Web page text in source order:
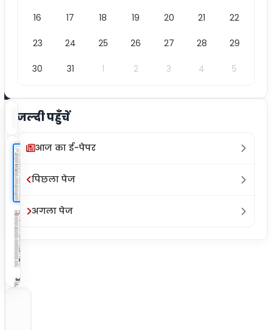
क्लिप
16 17 18 19 20 21 22
23 24 25 26 27 28 29
30 31 1 2 3 4 5
जल्दी पहुँचें
आज का ई-पेपर
पिछला पेज
अगला पेज